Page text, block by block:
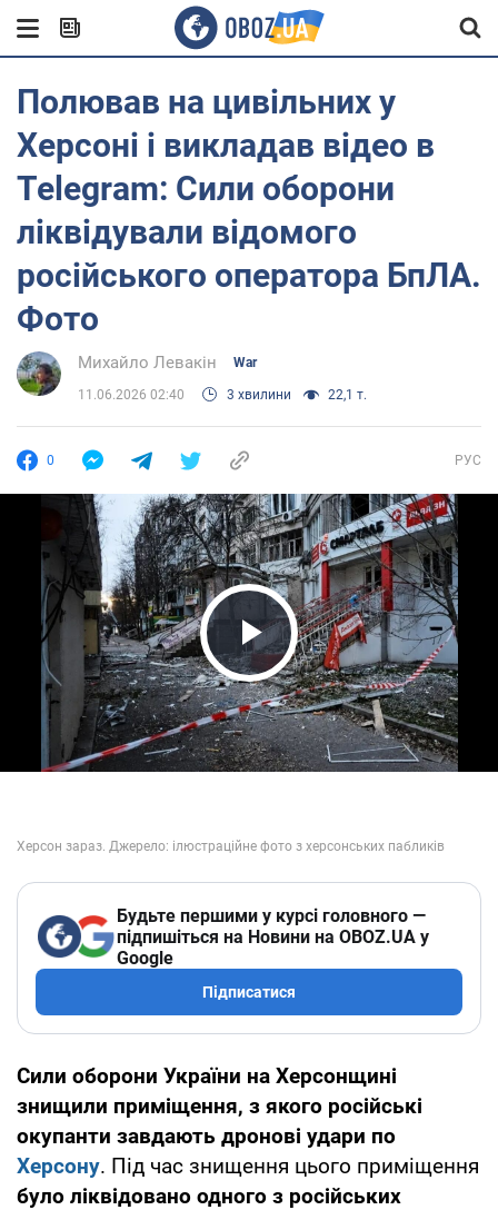
Полював на цивільних у
Херсоні і викладав відео в
Telegram: Сили оборони
ліквідували відомого
російського оператора БпЛА.
Фото
Михайло Левакін War
11.06.2026 02:40 3 хвилини 22,1 т.
0 РУС
Play Video
Будьте першими у курсі головного —
підпишіться на Новини на OBOZ.UA у
Google
Підписатися
Сили оборони України на Херсонщині
знищили приміщення, з якого російські
окупанти завдають дронові удари по
Херсону. Під час знищення цього приміщення
було ліквідовано одного з російських